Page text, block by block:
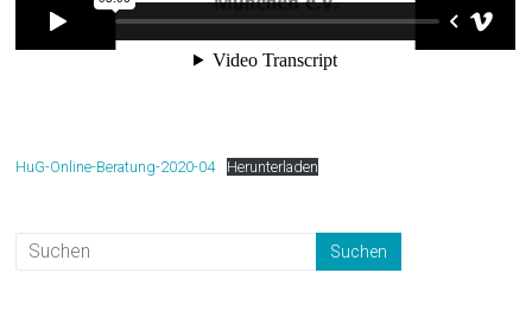
HuG-Online-Beratung-2020-04 Herunterladen